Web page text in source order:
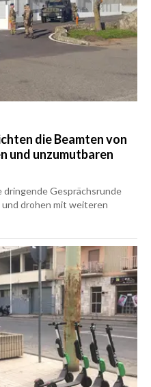
die Beamten von
und unzumutbaren
Gesprächsrunde
drohen mit weiteren